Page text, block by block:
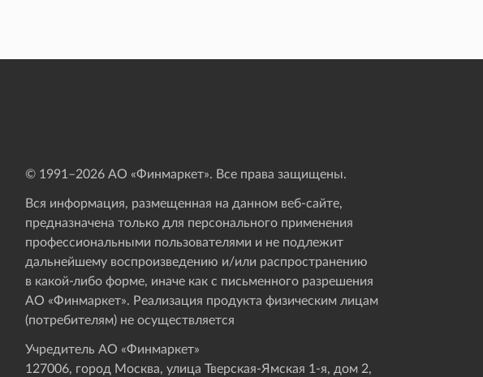
© 1991–2026АО «Финмаркет». Все права защищены.
Вся информация, размещенная на данном веб-сайте,
предназначена только для персонального применения
профессиональными пользователями и не подлежит
дальнейшему воспроизведению и/или распространению
в какой-либо форме, иначе как с письменного разрешения
АО «Финмаркет». Реализация продукта физическим лицам
(потребителям) не осуществляется
Учредитель АО «Финмаркет»
127006, город Москва, улица Тверская-Ямская 1-я, дом 2,